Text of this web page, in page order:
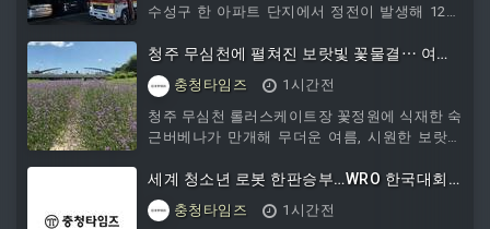
수성구 한 아파트 단지에서 정전이 발생해 1200
성구 등에 따르면 전날 오후 11시 34분쯤 매호동
의 한 아파트 단지 전체에 정전이 발생했다. 신고
를 접수한 한국전력공사는 긴급 복구에 나서 이
날 오전 5시 40분쯤 복구를 마쳤다. 한전 관계자
는 “아파트 내 수전설비가 고장 나 정전이 발생한
고기온은 37.4도까지 치솟아 한때 폭염중대경보
가 내려졌고, 밤에도 기온이 떨어지지 않는 열대
야가 이
청주 무심천에 펼쳐진 보랏빛 꽃물결⋯ 여름
꽃정원 눈길
충청타임즈
1시간전
청주 무심천 롤러스케이트장 꽃정원에 식재한 숙
근버베나가 만개해 무더운 여름, 시원한 보랏빛
베나는 6월부터 10월까지 연한 보라색 꽃이 공
모양으로 피어나는 다년생 관상식물이다.일년생
버베나와 달리 여름부터 가을까지 오랫동안 꽃을
세계 청소년 로봇 한판승부…WRO 한국대회
청주서 개막
충청타임즈
1시간전